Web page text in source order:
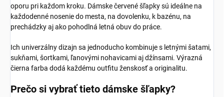
oporu pri každom kroku. Dámske červené šľapky sú ideálne na
každodenné nosenie do mesta, na dovolenku, k bazénu, na
prechádzky aj ako pohodlná letná obuv do práce.
Ich univerzálny dizajn sa jednoducho kombinuje s letnými šatami,
sukňami, šortkami, ľanovými nohavicami aj džínsami. Výrazná
čierna farba dodá každému outfitu ženskosť a originalitu.
Prečo si vybrať tieto dámske šľapky?